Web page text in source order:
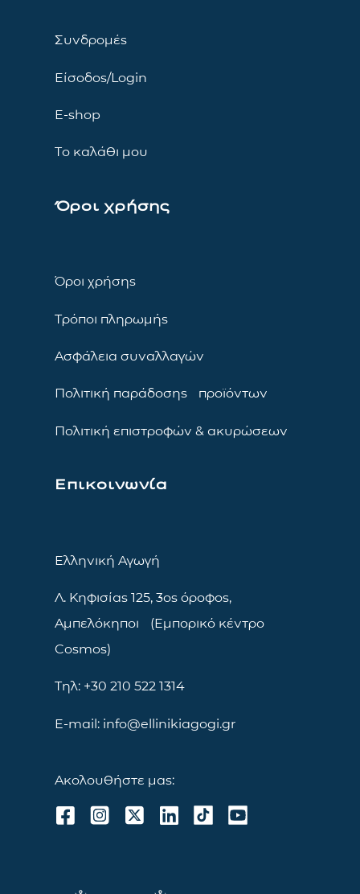
Συνδρομές
Είσοδος/Login
E-shop
Το καλάθι μου
Όροι χρήσης
Όροι χρήσης
Τρόποι πληρωμής
Ασφάλεια συναλλαγών
Πολιτική παράδοσης προϊόντων
Πολιτική επιστροφών & ακυρώσεων
Επικοινωνία
Ελληνική Αγωγή
Λ. Κηφισίας 125, 3ος όροφος,
Αμπελόκηποι (Εμπορικό κέντρο
Cosmos)
Τηλ: +30 210 522 1314
E-mail: info@ellinikiagogi.gr
Ακολουθήστε μας: